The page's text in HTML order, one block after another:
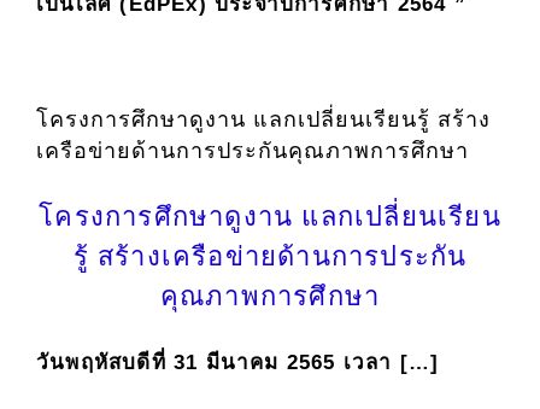
โครงการศึกษาดูงาน แลกเปลี่ยนเรียนรู้ สร้าง
เครือข่ายด้านการประกันคุณภาพการศึกษา
โครงการศึกษาดูงาน แลกเปลี่ยนเรียน
รู้ สร้างเครือข่ายด้านการประกัน
คุณภาพการศึกษา
วันพฤหัสบดีที่ 31 มีนาคม 2565 เวลา […]